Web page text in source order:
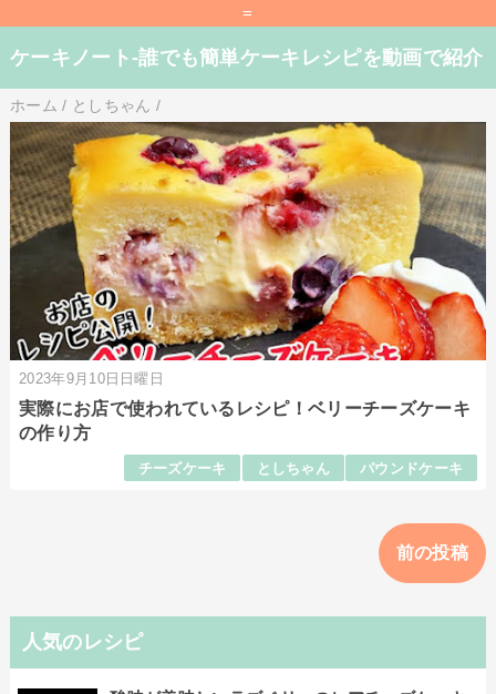
=
ケーキノート-誰でも簡単ケーキレシピを動画で紹介
ホーム / としちゃん /
2023年9月10日日曜日
実際にお店で使われているレシピ！ベリーチーズケーキ
の作り方
チーズケーキ としちゃん パウンドケーキ
前の投稿
人気のレシピ